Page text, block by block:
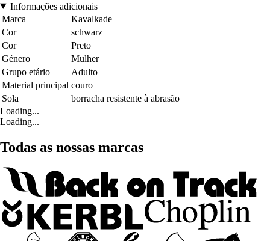
Informações adicionais
Marca
Kavalkade
Cor
schwarz
Cor
Preto
Género
Mulher
Grupo etário
Adulto
Material principal couro
Sola
borracha resistente à abrasão
Loading...
Loading...
Todas as nossas marcas